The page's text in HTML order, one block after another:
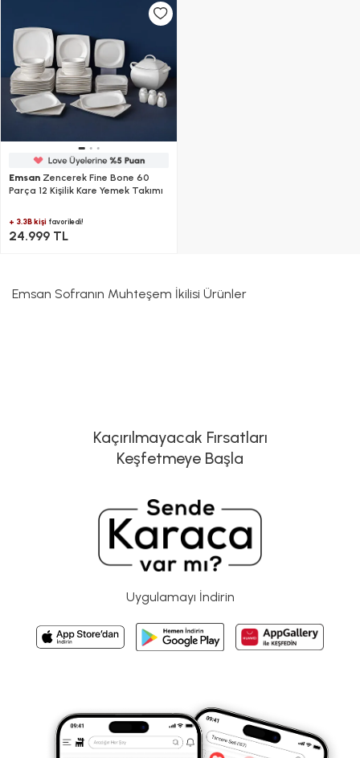
Emsan Zencerek Fine Bone 60
Parça 12 Kişilik Kare Yemek Takımı
+ 3.3B kişi favoriledi!
24.999 TL
Emsan Sofranın Muhteşem İkilisi Ürünler
Kaçırılmayacak Fırsatları
Keşfetmeye Başla
Uygulamayı İndirin